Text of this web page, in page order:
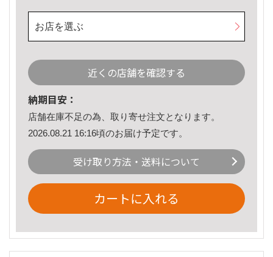
お店を選ぶ
近くの店舗を確認する
納期目安：
店舗在庫不足の為、取り寄せ注文となります。
2026.08.21 16:16頃のお届け予定です。
受け取り方法・送料について
カートに入れる